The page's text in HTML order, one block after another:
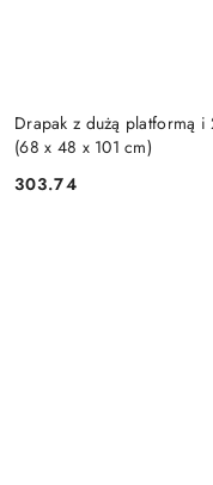
Drapak z dużą platformą i
(68 x 48 x 101 cm)
Cena:
303.74